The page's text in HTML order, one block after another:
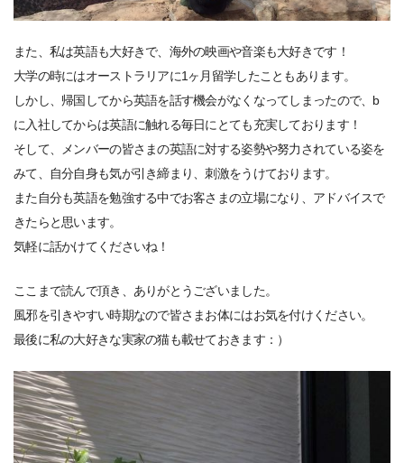
また、私は英語も大好きで、海外の映画や音楽も大好きです！
大学の時にはオーストラリアに1ヶ月留学したこともあります。
しかし、帰国してから英語を話す機会がなくなってしまったので、b
に入社してからは英語に触れる毎日にとても充実しております！
そして、メンバーの皆さまの英語に対する姿勢や努力されている姿を
みて、自分自身も気が引き締まり、刺激をうけております。
また自分も英語を勉強する中でお客さまの立場になり、アドバイスで
きたらと思います。
気軽に話かけてくださいね！
ここまで読んで頂き、ありがとうございました。
風邪を引きやすい時期なので皆さまお体にはお気を付けください。
最後に私の大好きな実家の猫も載せておきます：）